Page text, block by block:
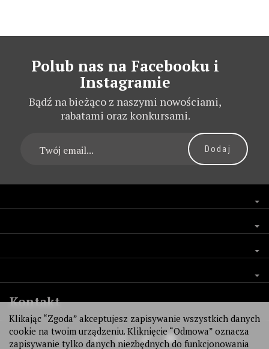
Polub nas na Facebooku i
Instagramie
Bądź na bieżąco z naszymi nowościami,
rabatami oraz konkursami.
Kontakt
Klikając “Zgoda” akceptujesz zapisywanie wszystkich danych
cookie na twoim urządzeniu. Kliknięcie “Odmowa” oznacza
zapisywanie tylko danych niezbędnych do funkcjonowania